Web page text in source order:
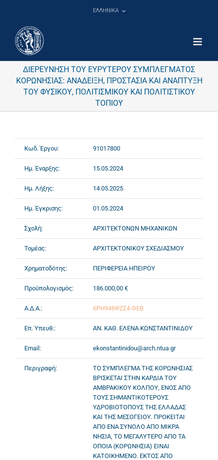
ΕΛΛΗΝΙΚΑ
ΔΙΕΡΕΥΝΗΣΗ ΤΟΥ ΕΥΡΥΤΕΡΟΥ ΣΥΜΠΛΕΓΜΑΤΟΣ
ΚΟΡΩΝΗΣΙΑΣ: ΑΝΑΔΕΙΞΗ, ΠΡΟΣΤΑΣΙΑ ΚΑΙ ΑΝΑΠΤΥΞΗ
ΤΟΥ ΦΥΣΙΚΟΥ, ΠΟΛΙΤΙΣΜΙΚΟΥ ΚΑΙ ΠΟΛΙΤΙΣΤΙΚΟΥ
ΤΟΠΙΟΥ
Κωδ. Έργου: 91017800
Ημ. Έναρξης: 15.05.2024
Ημ. Λήξης: 14.05.2025
Ημ. Έγκρισης: 01.05.2024
Σχολή: ΑΡΧΙΤΕΚΤΟΝΩΝ ΜΗΧΑΝΙΚΩΝ
Τομέας: ΑΡΧΙΤΕΚΤΟΝΙΚΟΥ ΣΧΕΔΙΑΣΜΟΥ
Χρηματοδότης: ΠΕΡΙΦΕΡΕΙΑ ΗΠΕΙΡΟΥ
Προϋπολογισμός: 186.000,00 €
Α.Δ.Α.: 6ΡΗ946ΨΖΣ4-ΘΕΒ
Επ. Υπευθ.: ΑΝ. ΚΑΘ. ΕΛΕΝΑ ΚΩΝΣΤΑΝΤΙΝΙΔΟΥ
Email: ekonstantinidou@arch.ntua.gr
Περιγραφή:
ΤΟ ΣΥΜΠΛΕΓΜΑ ΤΗΣ ΚΟΡΩΝΗΣΙΑΣ
ΒΡΙΣΚΕΤΑΙ ΣΤΗΝ ΚΑΡΔΙΑ ΤΟΥ
ΑΜΒΡΑΚΙΚΟΥ ΚΟΛΠΟΥ, ΕΝΟΣ ΑΠΟ
ΤΟΥΣ ΣΗΜΑΝΤΙΚΟΤΕΡΟΥΣ
ΥΔΡΟΒΙΟΤΟΠΟΥΣ ΤΗΣ ΕΛΛΑΔΑΣ
ΚΑΙ ΤΗΣ ΜΕΣΟΓΕΙΟΥ. ΠΡΟΚΕΙΤΑΙ
ΑΠΟ ΕΝΑ ΣΥΝΟΛΟ ΑΠΟ ΜΙΚΡΑ
ΝΗΣΙΑ, ΤΟ ΜΕΓΑΛΥΤΕΡΟ ΑΠΟ ΤΑ
ΟΠΟΙΑ (ΚΟΡΩΝΗΣΙΑ) ΕΙΝΑΙ
ΚΑΤΟΙΚΗΜΕΝΟ. ΕΚΤΟΣ ΑΠΟ